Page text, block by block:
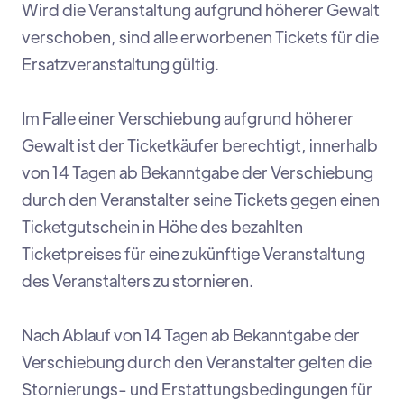
Wird die Veranstaltung aufgrund höherer Gewalt
verschoben, sind alle erworbenen Tickets für die
Ersatzveranstaltung gültig.
Im Falle einer Verschiebung aufgrund höherer
Gewalt ist der Ticketkäufer berechtigt, innerhalb
von 14 Tagen ab Bekanntgabe der Verschiebung
durch den Veranstalter seine Tickets gegen einen
Ticketgutschein in Höhe des bezahlten
Ticketpreises für eine zukünftige Veranstaltung
des Veranstalters zu stornieren.
Nach Ablauf von 14 Tagen ab Bekanntgabe der
Verschiebung durch den Veranstalter gelten die
Stornierungs- und Erstattungsbedingungen für